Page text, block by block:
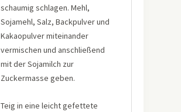
schaumig schlagen. Mehl,
Sojamehl, Salz, Backpulver und
Kakaopulver miteinander
vermischen und anschließend
mit der Sojamilch zur
Zuckermasse geben.
Teig in eine leicht gefettete